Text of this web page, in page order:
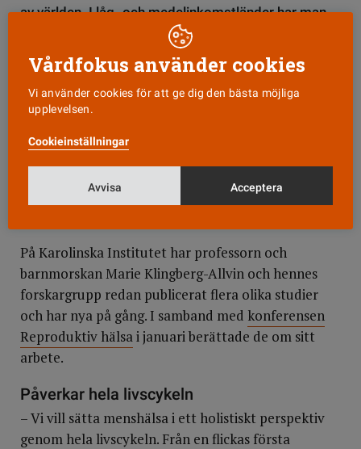
av världen. I låg- och medelinkomstländer har man
däremot pratat om det länge, med fokus på tillgång
till toaletter och mensskydd för flickor och kvinnor.
Nu har intresset för menshälsa börjat öka även här.
Sanna Björkman
OMVÅRDNAD HÄLSA BARNMORSKA
På Karolinska Institutet har professorn och
barnmorskan Marie Klingberg-Allvin och hennes
forskargrupp redan publicerat flera olika studier
och har nya på gång. I samband med konferensen
Reproduktiv hälsai januari berättade de om sitt
arbete.
Påverkar hela livscykeln
– Vi vill sätta menshälsa i ett holistiskt perspektiv
genom hela livscykeln. Från en flickas första
Vårdfokus använder cookies
Vi använder cookies för att ge dig den bästa möjliga
upplevelsen.
Cookieinställningar
Avvisa Acceptera